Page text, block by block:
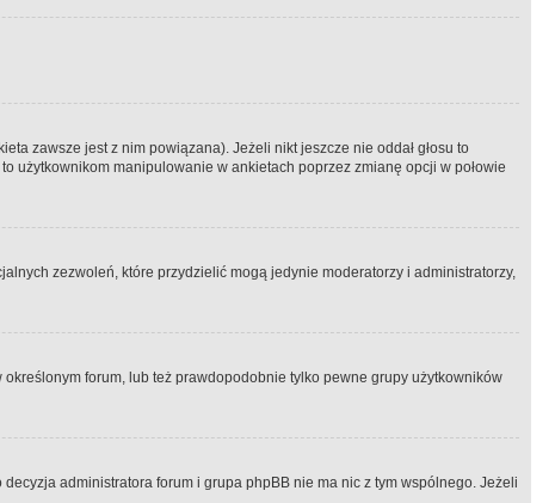
zawsze jest z nim powiązana). Jeżeli nikt jeszcze nie oddał głosu to
użytkownikom manipulowanie w ankietach poprzez zmianę opcji w połowie
zezwoleń, które przydzielić mogą jedynie moderatorzy i administratorzy,
forum, lub też prawdopodobnie tylko pewne grupy użytkowników
administratora forum i grupa phpBB nie ma nic z tym wspólnego. Jeżeli